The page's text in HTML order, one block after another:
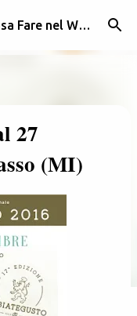
Eventi e Sagre Lombardia: Cosa Fare nel Weekend | Weekendidea
27
(MI)